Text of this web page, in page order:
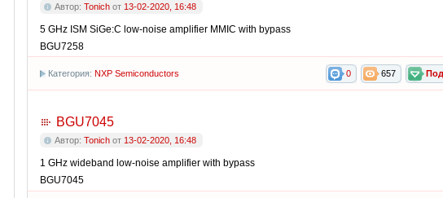
Автор: Tonichот 13-02-2020, 16:48
5 GHz ISM SiGe:C low-noise amplifier MMIC with bypass
BGU7258
657
0
Категория: NXP Semiconductors
BGU7045
Автор: Tonichот 13-02-2020, 16:48
1 GHz wideband low-noise amplifier with bypass
BGU7045